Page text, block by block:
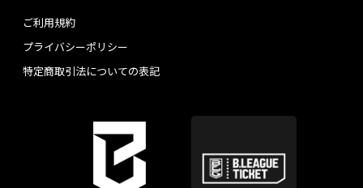
ご利用規約
プライバシーポリシー
特定商取引法についての表記